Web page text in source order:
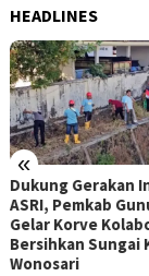
HEADLINES
«
Dukung Gerakan
ASRI, Pemkab
Gelar Korve
Bersihkan Sungai
Wonosari